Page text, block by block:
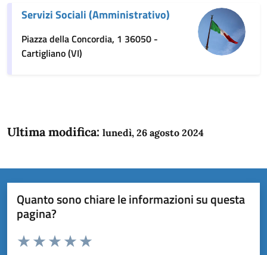
Servizi Sociali (Amministrativo)
Piazza della Concordia, 1 36050 -
Cartigliano (VI)
Ultima modifica: lunedì, 26 agosto 2024
Quanto sono chiare le informazioni su questa
pagina?
Domanda
Valuta da 1 a 5 stelle la pagina